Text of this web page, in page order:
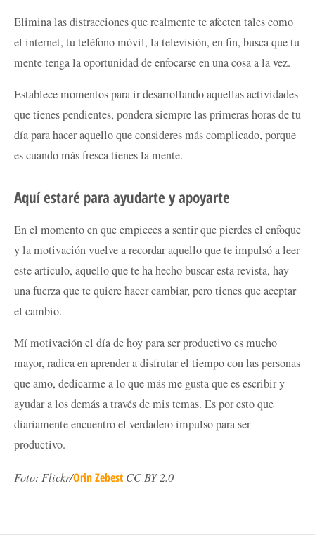
Elimina las distracciones que realmente te afecten tales como
el internet, tu teléfono móvil, la televisión, en fin, busca que tu
mente tenga la oportunidad de enfocarse en una cosa a la vez.
Establece momentos para ir desarrollando aquellas actividades
que tienes pendientes, pondera siempre las primeras horas de tu
día para hacer aquello que consideres más complicado, porque
es cuando más fresca tienes la mente.
Aquí estaré para ayudarte y apoyarte
En el momento en que empieces a sentir que pierdes el enfoque
y la motivación vuelve a recordar aquello que te impulsó a leer
este artículo, aquello que te ha hecho buscar esta revista, hay
una fuerza que te quiere hacer cambiar, pero tienes que aceptar
el cambio.
Mí motivación el día de hoy para ser productivo es mucho
mayor, radica en aprender a disfrutar el tiempo con las personas
que amo, dedicarme a lo que más me gusta que es escribir y
ayudar a los demás a través de mis temas. Es por esto que
diariamente encuentro el verdadero impulso para ser
productivo.
Foto: Flickr/Orin Zebest CC BY 2.0